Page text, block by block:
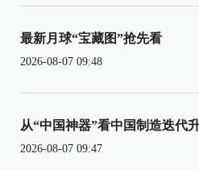
最新月球“宝藏图”抢先看
2026-08-07 09:48
从“中国神器”看中国制造迭代
2026-08-07 09:47